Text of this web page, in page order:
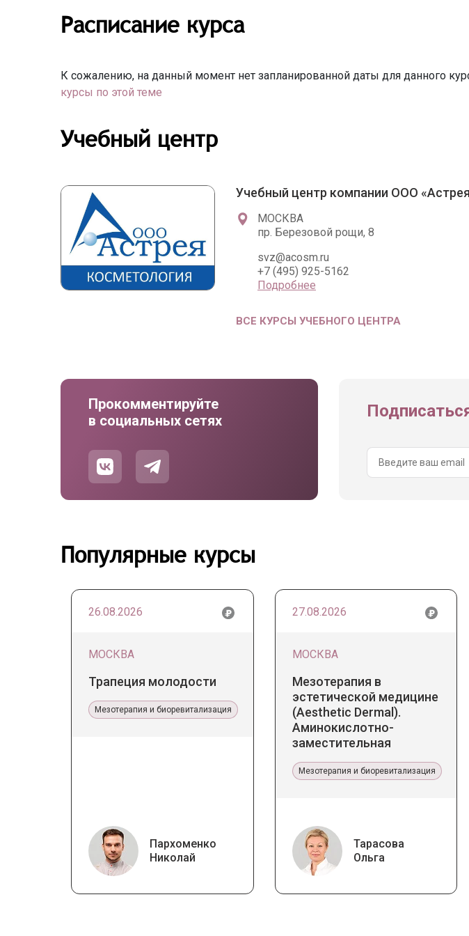
Расписание курса
К сожалению, на данный момент нет запланированной даты для данного
курсы по этой теме
Учебный центр
Учебный центр компании ООО
МОСКВА
пр. Березовой рощи, 8
svz@acosm.ru
+7 (495) 925-5162
Подробнее
ВСЕ КУРСЫ УЧЕБНОГО ЦЕНТРА
Прокомментируйте
в социальных сетях
Популярные курсы
26.08.2026
МОСКВА
Трапеция молодости
Мезотерапия и биоревитализация
Пархоменко
Николай
27.08.2026
МОСКВА
Мезотерапия в
эстетической медицине
(Aesthetic Dermal).
Аминокислотно-
заместительная
Мезотерапия и биоревитализация
Тарасова
Ольга